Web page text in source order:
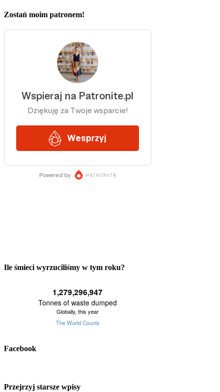
Zostań moim patronem!
Ile śmieci wyrzuciliśmy w tym roku?
Facebook
Przejrzyj starsze wpisy